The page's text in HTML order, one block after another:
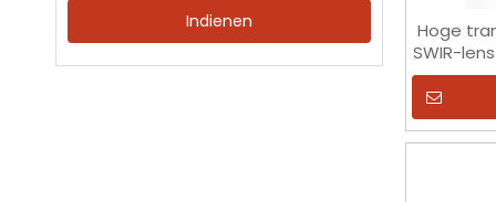
Indienen
Hoge
SWIR-